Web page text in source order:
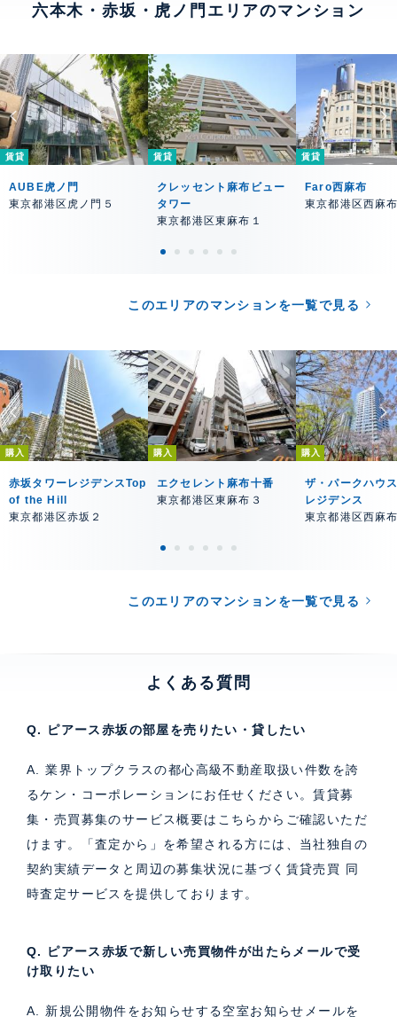
六本木・赤坂・虎ノ門エリアのマンション
賃貸
AUBE虎ノ門
東京都港区虎ノ門５
賃貸
クレッセント麻布ビュー
タワー
東京都港区東麻布１
賃貸
Faro西麻布
東京都港区西麻
このエリアのマンションを一覧で見る
購入
赤坂タワーレジデンスTop
of the Hill
東京都港区赤坂２
購入
エクセレント麻布十番
東京都港区東麻布３
購入
ザ・パークハウ
レジデンス
東京都港区西麻
このエリアのマンションを一覧で見る
よくある質問
Q. ピアース赤坂の部屋を売りたい・貸したい
A. 業界トップクラスの都心高級不動産取扱い件数を誇
るケン・コーポレーションにお任せください。賃貸募
集・売買募集のサービス概要はこちら からご確認いただ
けます。「査定から」を希望される方には、当社独自の
契約実績データと周辺の募集状況に基づく 賃貸売買 同
時査定サービス を提供しております。
Q. ピアース赤坂で新しい売買物件が出たらメールで受
け取りたい
A. 新規公開物件をお知らせする空室お知らせメールを